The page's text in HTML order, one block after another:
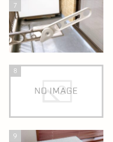
7
8
9